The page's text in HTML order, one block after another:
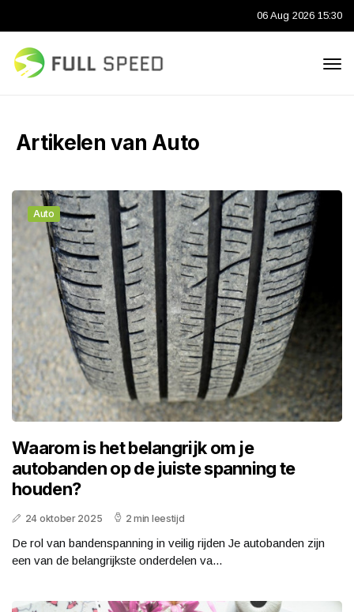
06 Aug 2026 15:30
Artikelen van Auto
Auto
Waarom is het belangrijk om je
autobanden op de juiste spanning te
houden?
24 oktober 2025 2 min leestijd
De rol van bandenspanning in veilig rijden Je autobanden zijn
een van de belangrijkste onderdelen va...